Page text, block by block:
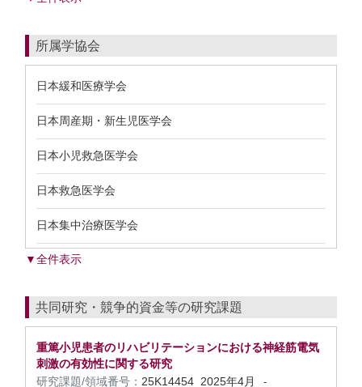
所属学協会
日本緩和医療学会
日本周産期・新生児医学会
日本小児救急医学会
日本救急医学会
日本集中治療医学会
▼全件表示
共同研究・競争的資金等の研究課題
重篤小児患者のリハビリテーションにおける神経筋電気
刺激の有効性に関する研究
研究課題/領域番号： 25K14454 2025年4月 -